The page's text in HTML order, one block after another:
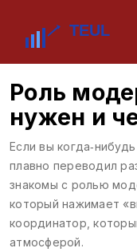
Роль
нужен и
Если вы
плавно переводил
знакомы с ролью
который нажимает
координатор,
атмосферой.